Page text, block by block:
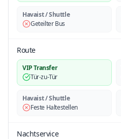
Havaist / Shuttle
Geteilter Bus
Route
VIP Transfer
Tür-zu-Tür
Havaist / Shuttle
Feste Haltestellen
Nachtservice